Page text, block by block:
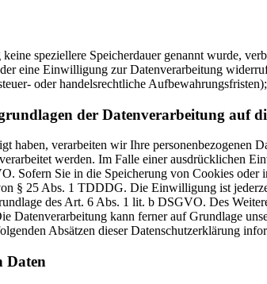
speziellere Speicherdauer genannt wurde,
eine Einwilligung zur Datenverarbeitung
oder handelsrechtliche
der Datenverarbeitung auf
haben, verarbeiten wir Ihre
werden. Im Falle einer ausdrücklichen
Sofern Sie in die Speicherung von Cookies
§ 25 Abs. 1 TDDDG. Die Einwilligung ist
des Art. 6 Abs. 1 lit. b DSGVO. Des
kann ferner auf Grundlage
Absätzen dieser Datenschutzerklärung
Daten